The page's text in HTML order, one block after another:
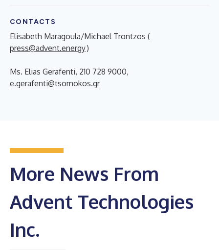
CONTACTS
Elisabeth Maragoula/Michael Trontzos (
press@advent.energy)
Ms. Elias Gerafenti, 210 728 9000,
e.gerafenti@tsomokos.gr
More News From
Advent Technologies
Inc.